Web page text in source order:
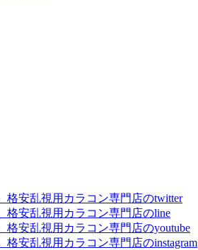
安乱視用カラコン専門店のtwitter
格安乱視用カラコン専門店のline
安乱視用カラコン専門店のyoutube
安乱視用カラコン専門店のinstagram